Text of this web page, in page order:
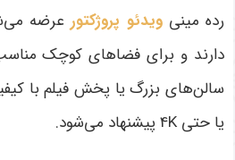
رده مینیویدئو پروژکتورعرضه
دارند و برای فضاهای کوچک
سالن‌های بزرگ یا پخش فیلم با
یا حتی 4 K پیشنهاد می‌شود.